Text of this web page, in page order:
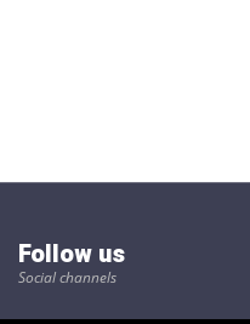
Follow us
Social channels